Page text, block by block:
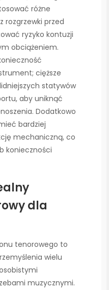
różne
rozgrzewki przed
ryzyko kontuzji
obciążeniem.
cięższe
statywów
aby uniknąć
Dodatkowo
bardziej
mechaniczną, co
konieczności
dla
tenorowego to
wielu
muzycznymi.